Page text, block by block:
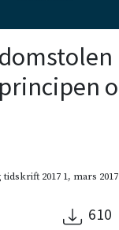
2017 1, mars 2017
610